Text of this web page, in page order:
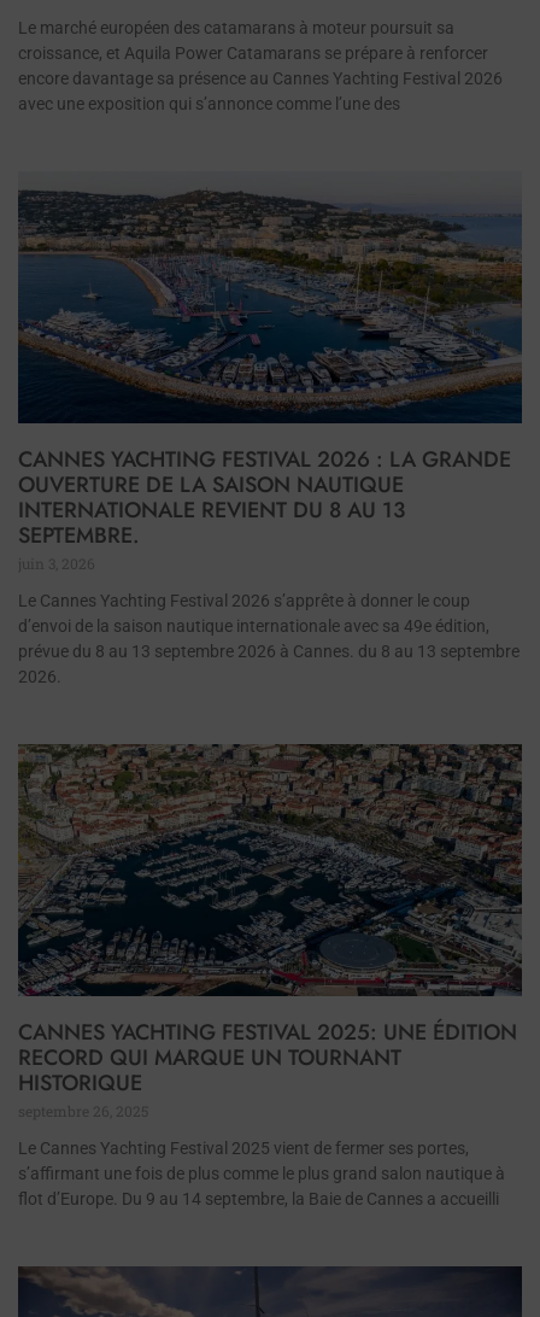
Le marché européen des catamarans à moteur poursuit sa
croissance, et Aquila Power Catamarans se prépare à renforcer
encore davantage sa présence au Cannes Yachting Festival 2026
avec une exposition qui s’annonce comme l’une des
CANNES YACHTING FESTIVAL 2026 : LA GRANDE
OUVERTURE DE LA SAISON NAUTIQUE
INTERNATIONALE REVIENT DU 8 AU 13
SEPTEMBRE.
juin 3, 2026
Le Cannes Yachting Festival 2026 s’apprête à donner le coup
d’envoi de la saison nautique internationale avec sa 49e édition,
prévue du 8 au 13 septembre 2026 à Cannes. du 8 au 13 septembre
2026.
CANNES YACHTING FESTIVAL 2025: UNE ÉDITION
RECORD QUI MARQUE UN TOURNANT
HISTORIQUE
septembre 26, 2025
Le Cannes Yachting Festival 2025 vient de fermer ses portes,
s’affirmant une fois de plus comme le plus grand salon nautique à
flot d’Europe. Du 9 au 14 septembre, la Baie de Cannes a accueilli